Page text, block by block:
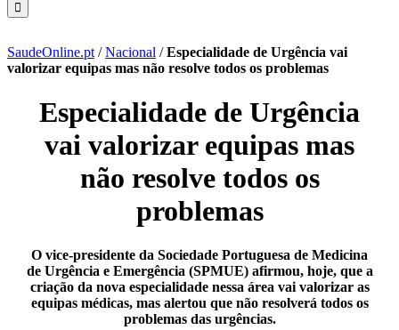
SaudeOnline.pt /Nacional /Especialidade de Urgência vai
valorizar equipas mas não resolve todos os problemas
Especialidade de Urgência
vai valorizar equipas mas
não resolve todos os
problemas
O vice-presidente da Sociedade Portuguesa de Medicina
de Urgência e Emergência (SPMUE) afirmou, hoje, que a
criação da nova especialidade nessa área vai valorizar as
equipas médicas, mas alertou que não resolverá todos os
problemas das urgências.